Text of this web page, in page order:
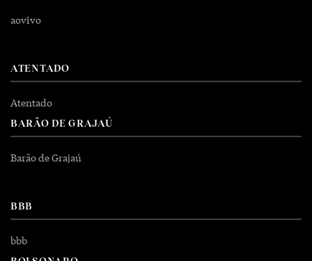
aovivo
ATENTADO
Atentado
BARÃO DE GRAJAÚ
Barão de Grajaú
BBB
bbb